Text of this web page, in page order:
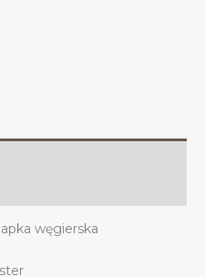
węgierska